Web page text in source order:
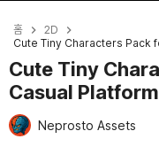
홈
2D
Cute Tiny
Casual
Neprosto Assets